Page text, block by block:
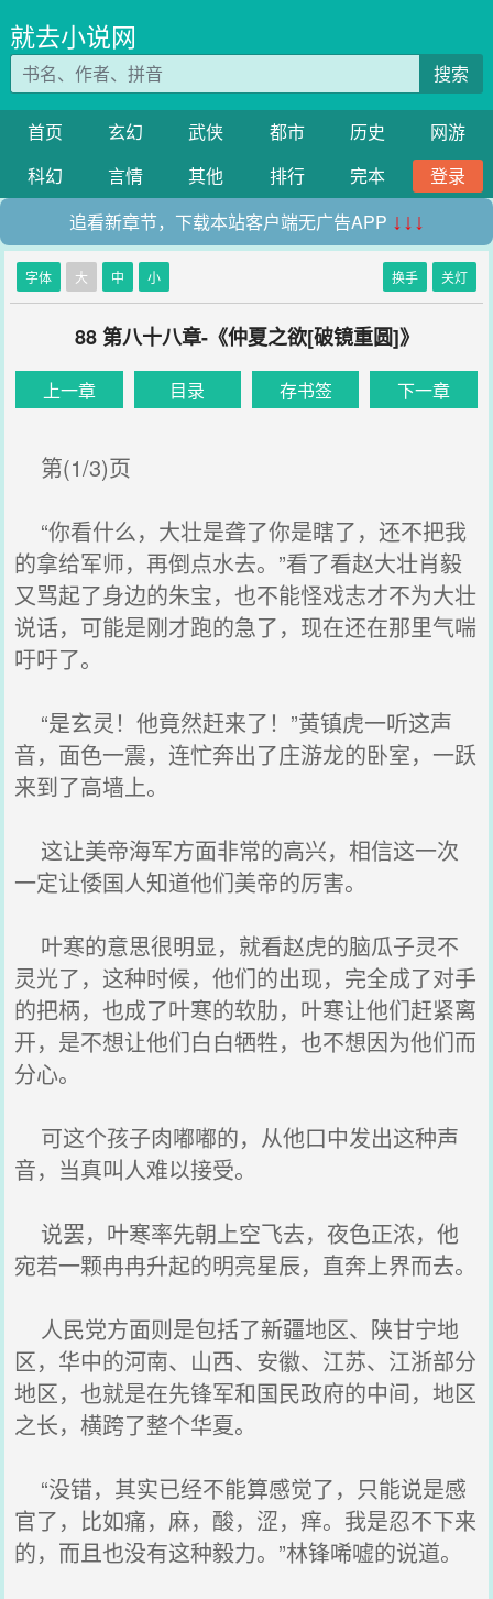
就去小说网
搜索
首页 玄幻 武侠 都市 历史
网游
科幻
言情 其他 排行 完本
登录
追看新章节，下载本站客户端无广告APP ↓↓↓
字体 大 中 小 换手 关灯
88 第八十八章-《仲夏之欲[破镜重圆]》
上一章 目录 存书签 下一章
第(1/3)页
“你看什么，大壮是聋了你是瞎了，还不把我
的拿给军师，再倒点水去。”看了看赵大壮肖毅
又骂起了身边的朱宝，也不能怪戏志才不为大壮
说话，可能是刚才跑的急了，现在还在那里气喘
吁吁了。
“是玄灵！他竟然赶来了！”黄镇虎一听这声
音，面色一震，连忙奔出了庄游龙的卧室，一跃
来到了高墙上。
这让美帝海军方面非常的高兴，相信这一次
一定让倭国人知道他们美帝的厉害。
叶寒的意思很明显，就看赵虎的脑瓜子灵不
灵光了，这种时候，他们的出现，完全成了对手
的把柄，也成了叶寒的软肋，叶寒让他们赶紧离
开，是不想让他们白白牺牲，也不想因为他们而
分心。
可这个孩子肉嘟嘟的，从他口中发出这种声
音，当真叫人难以接受。
说罢，叶寒率先朝上空飞去，夜色正浓，他
宛若一颗冉冉升起的明亮星辰，直奔上界而去。
人民党方面则是包括了新疆地区、陕甘宁地
区，华中的河南、山西、安徽、江苏、江浙部分
地区，也就是在先锋军和国民政府的中间，地区
之长，横跨了整个华夏。
“没错，其实已经不能算感觉了，只能说是感
官了，比如痛，麻，酸，涩，痒。我是忍不下来
的，而且也没有这种毅力。”林锋唏嘘的说道。